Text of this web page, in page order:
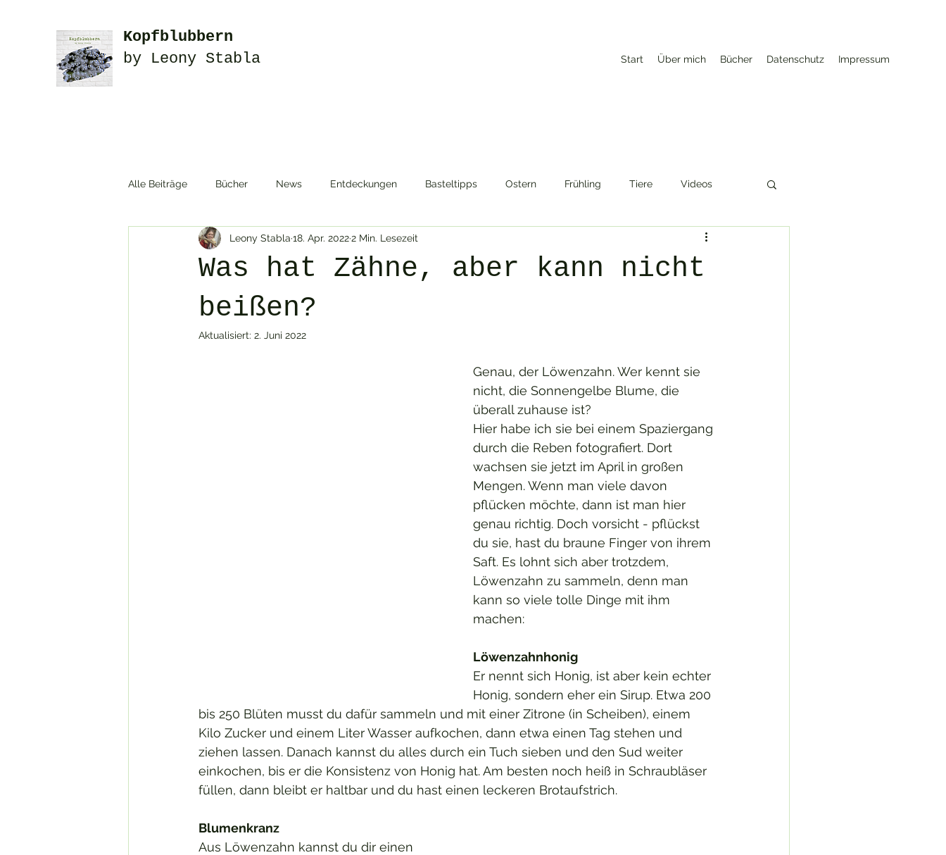
Kopfblubbern
by Leony Stabla
Start Über mich Bücher Datenschutz Impressum
Alle Beiträge Bücher News Entdeckungen Basteltipps Ostern Frühling Tiere Videos
Urlaub Experimente Themenwoche
Druckvorlagen Weihnachten
Was hat Zähne, aber kann nicht
beißen?
Leony Stabla 18. Apr. 20222 Min. Lesezeit
Aktualisiert: 2. Juni 2022
Genau, der Löwenzahn. Wer kennt sie
nicht, die Sonnengelbe Blume, die
überall zuhause ist?
Hier habe ich sie bei einem Spaziergang
durch die Reben fotografiert. Dort
wachsen sie jetzt im April in großen
Mengen. Wenn man viele davon
pflücken möchte, dann ist man hier
genau richtig. Doch vorsicht - pflückst
du sie, hast du braune Finger von ihrem
Saft. Es lohnt sich aber trotzdem,
Löwenzahn zu sammeln, denn man
kann so viele tolle Dinge mit ihm
machen:
Löwenzahnhonig
Er nennt sich Honig, ist aber kein echter
Honig, sondern eher ein Sirup. Etwa 200
bis 250 Blüten musst du dafür sammeln und mit einer Zitrone (in Scheiben), einem
Kilo Zucker und einem Liter Wasser aufkochen, dann etwa einen Tag stehen und
ziehen lassen. Danach kannst du alles durch ein Tuch sieben und den Sud weiter
einkochen, bis er die Konsistenz von Honig hat. Am besten noch heiß in Schraubläser
füllen, dann bleibt er haltbar und du hast einen leckeren Brotaufstrich.
Blumenkranz
Aus Löwenzahn kannst du dir einen